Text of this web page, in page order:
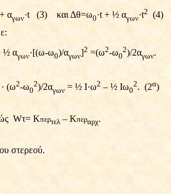
+ αγων·t (3) και Δθ=ω0·t + ½ αγων·t2 (4)
½ αγων·[(ω-ω0)/αγων]2 =(ω2-ω0
2)/2αγων.
· (ω2-ω0
2)/2αγων = ½ Ι·ω2 – ½ Ιω0
2. (2α)
Wτ= Κπερτελ – Κπεραρχ.
στερεού.